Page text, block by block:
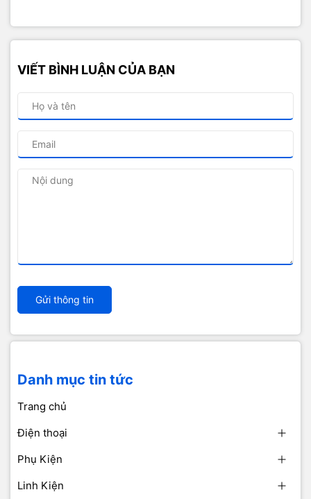
VIẾT BÌNH LUẬN CỦA BẠN
Gửi thông tin
Danh mục tin tức
Trang chủ
Điện thoại
Phụ Kiện
Linh Kiện